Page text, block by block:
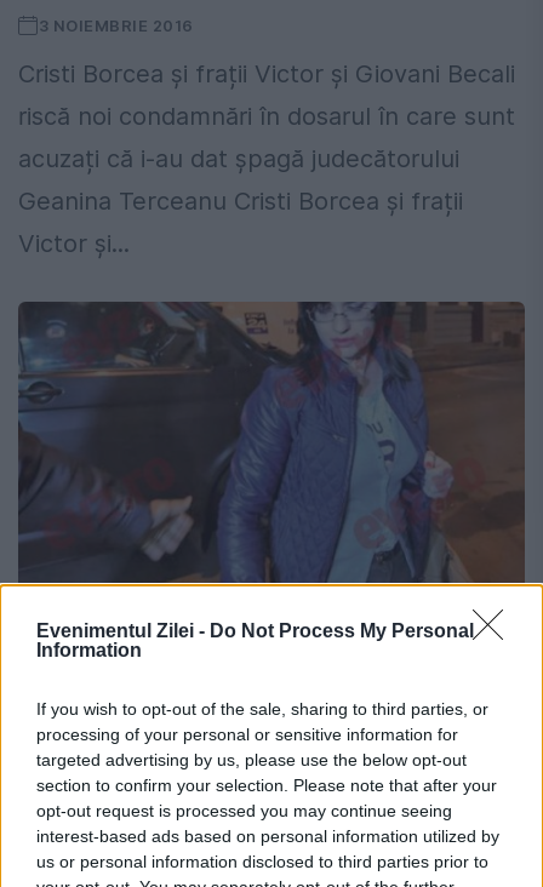
Evenimentul Zilei - Do Not Process My Personal
Information
If you wish to opt-out of the sale, sharing to third parties, or
processing of your personal or sensitive information for
targeted advertising by us, please use the below opt-out
section to confirm your selection. Please note that after your
opt-out request is processed you may continue seeing
interest-based ads based on personal information utilized by
us or personal information disclosed to third parties prior to
3 NOIEMBRIE 2016
Cristi Borcea și frații Victor și Giovani Becali
riscă noi condamnări în dosarul în care sunt
acuzați că i-au dat șpagă judecătorului
Geanina Terceanu Cristi Borcea și frații
Victor și...
Un infractor ateu a făcut-o pe
EXCLUSIV EVZ
9 SEPTEMBRIE 2016
Primul denunţător din dosarul fostei
judecătoare Geanina Terceanu nu şi-a mai